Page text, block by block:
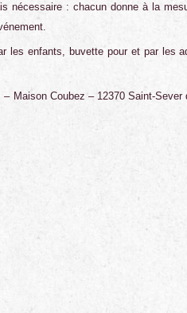
nécessaire : chacun donne à la
les enfants, buvette pour et par les
– Maison Coubez – 12370 Saint-